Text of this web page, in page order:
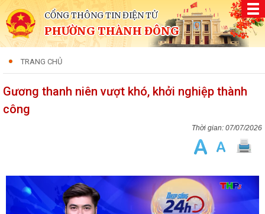
CỔNG THÔNG TIN ĐIỆN TỬ
PHƯỜNG THÀNH ĐÔNG
TRANG CHỦ
Gương thanh niên vượt khó, khởi nghiệp thành
công
07/07/2026